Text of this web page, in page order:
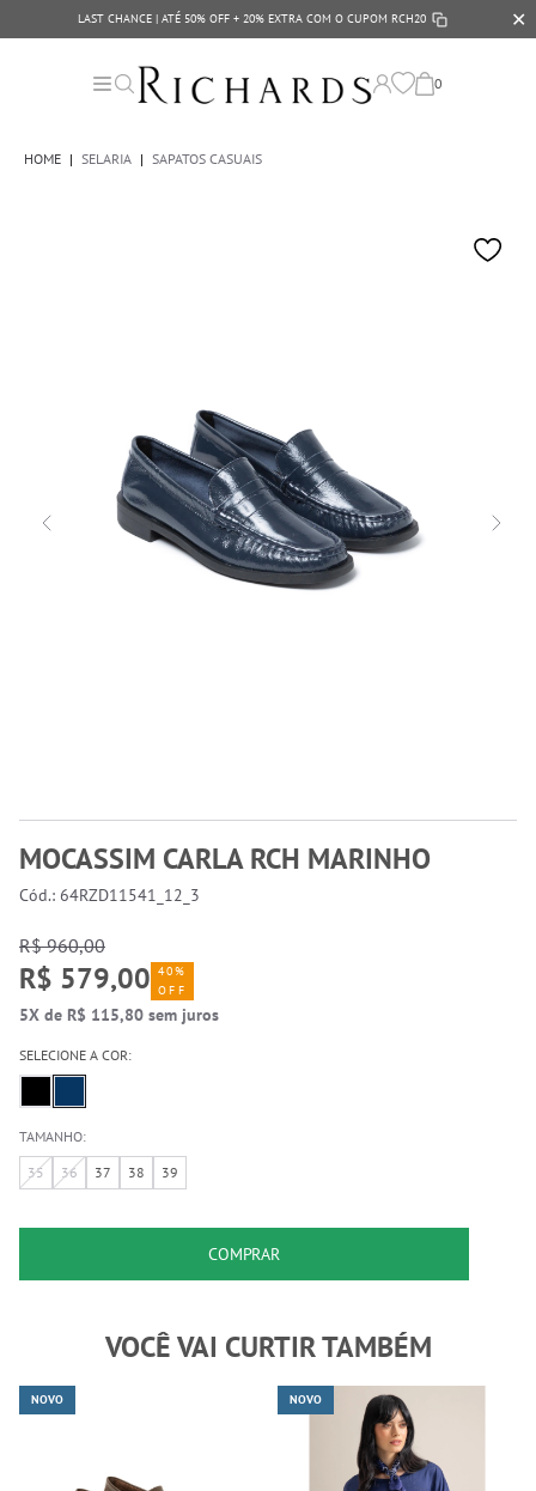
LAST CHANCE | ATÉ 50% OFF + 20% EXTRA COM O CUPOM RCH20 ✕
0
HOME | SELARIA | SAPATOS CASUAIS
MOCASSIM CARLA RCH MARINHO
Cód.: 64RZD11541_12_3
R$ 960,00
R$ 579,00 40%
OFF
5X de R$ 115,80 sem juros
SELECIONE A COR:
TAMANHO:
35
36 37 38 39
COMPRAR
VOCÊ VAI CURTIR TAMBÉM
NOVO NOVO